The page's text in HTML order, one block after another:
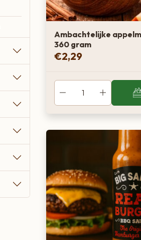
Ambachtelijke
360 gram
€2,29